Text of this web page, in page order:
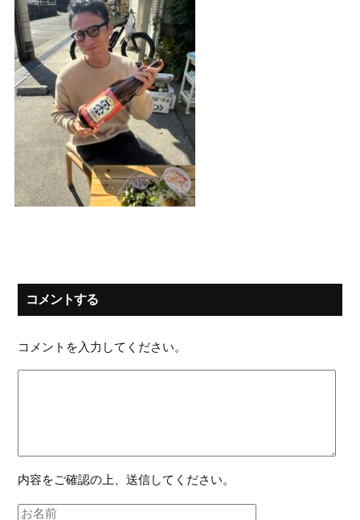
コメントする
コメントを入力してください。
内容をご確認の上、送信してください。